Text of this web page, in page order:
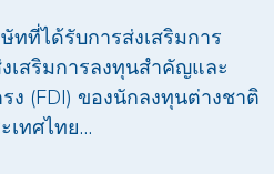
ทที่ได้รับการส่งเสริมการ
เสริมการลงทุนสำคัญและ
ง (FDI) ของนักลงทุนต่างชาติ
เทศไทย…